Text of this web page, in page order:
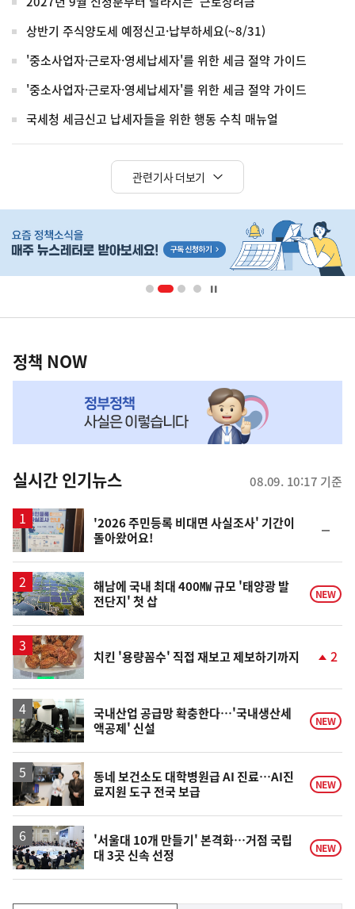
상반기 주식양도세 예정신고·납부하세요(~8/31)
'중소사업자·근로자·영세납세자'를 위한 세금 절약 가이드
'중소사업자·근로자·영세납세자'를 위한 세금 절약 가이드
국세청 세금신고 납세자들을 위한 행동 수칙 매뉴얼
관련기사 더보기
단
배
영
책
NOW,
뉴
스
정책 NOW
실시간 인기뉴스 08.09. 10:17 기준
'2026 주민등록 비대면 사실조사' 기간이
돌아왔어요!
일
해남에 국내 최대 400㎿ 규모 '태양광 발
전단지' 첫 삽
NEW
치킨 '용량꼼수' 직접 재보고 제보하기까지
승
2
국내산업 공급망 확충한다…'국내생산세
액공제' 신설
NEW
동네 보건소도 대학병원급 AI 진료…AI진
료지원 도구 전국 보급
NEW
'서울대 10개 만들기' 본격화…거점 국립
대 3곳 신속 선정
NEW